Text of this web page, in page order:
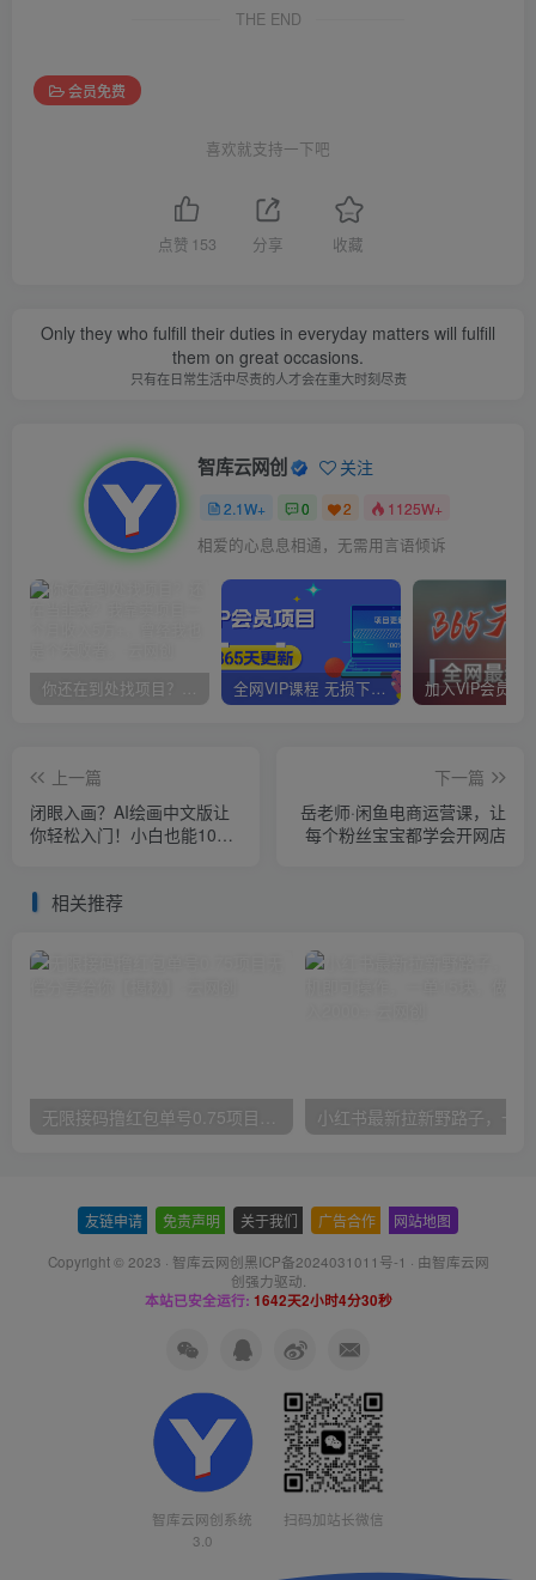
THE END
会员免费
喜欢就支持一下吧
点赞 153 分享 收藏
Only they who fulfill their duties in everyday matters will fulfill
them on great occasions.
只有在日常生活中尽责的人才会在重大时刻尽责
智库云网创 关注
2.1W+ 0 2 1125W+
相爱的心息息相通，无需用言语倾诉
你还在到处找项目？还在当韭菜？我靠卖项目一个月收入5万+，曾经我也是个失败者。 全网VIP课程 无损下载~
上一篇
闭眼入画？AI绘画中文版让
你轻松入门！小白也能10秒
下一篇
岳老师·闲鱼电商运营课，让
每个粉丝宝宝都学会开网店
相关推荐
无限接码撸红包单号0.75项目无偿分享给你【揭秘】
友链申请 免责声明 关于我们 广告合作 网站地图
Copyright © 2023 · 智库云网创黑ICP备2024031011号-1 · 由智库云网
创强力驱动.
本站已安全运行: 1642天2小时4分31秒
智库云网创系统
3.0
扫码加站长微信